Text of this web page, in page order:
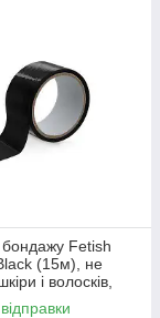
Fetish
(15м), не
і волосків,
себе